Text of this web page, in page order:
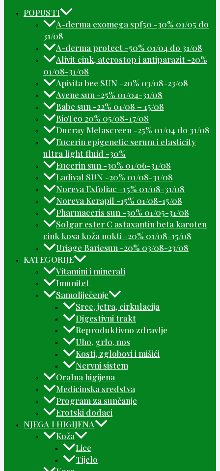
POPUSTI
A-derma exomega spf50 -30% 01/05 do
31/08
A-derma protect -50% 01/04 do 31/08
Alivit cink, aterostop i antiparazit -20%
01/08-31/08
Apivita bee SUN -20% 03/08-23/08
Avene sun -25% 01/04-31/08
Babe sun -22% 01/08 – 15/08
BioTeo 20% 05/08-17/08
Ducray Melascreen -25% 01/04 do 31/08
Eucerin epigenetic serum i elasticity
ultra light fluid -30%
Eucerin sun -30% 01/06-31/08
Ladival SUN -20% 01/08-31/08
Noreva Exfoliac -15% 01/08-31/08
Noreva Kerapil -15% 01/08-15/08
Pharmaceris sun -30% 01/05-31/08
Solgar ester C astaxantin beta karoten
cink kosa koža nokti -20% 01/08-15/08
Uriage Bariesun -20% 03/08-23/08
KATEGORIJE
Vitamini i minerali
Imunitet
Samoliječenje
Srce, jetra, cirkulacija
Digestivni trakt
Reproduktivno zdravlje
Uho, grlo, nos
Kosti, zglobovi i mišići
Nervni sistem
Oralna higijena
Medicinska sredstva
Program za sunčanje
Erotski dodaci
NJEGA I HIGIJENA
Koža
Lice
Tijelo